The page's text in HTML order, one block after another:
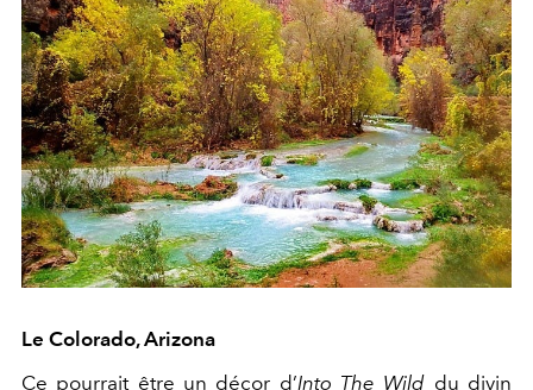
Le Colorado, Arizona
Ce pourrait être un décor d’Into The Wild du divin